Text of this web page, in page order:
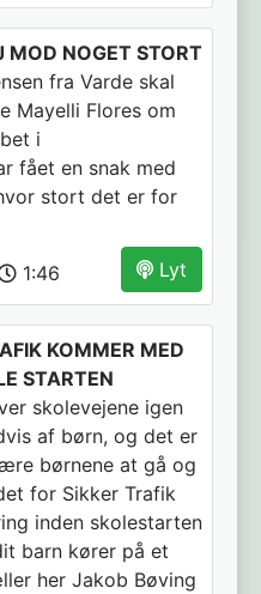
MOD NOGET STORT
fra Varde skal
Mayelli Flores om
i
fået en snak med
stort det er for
Lyt
1:46
KOMMER MED
STARTEN
skolevejene igen
af børn, og det er
børnene at gå og
for Sikker Trafik
inden skolestarten
barn kører på et
her Jakob Bøving